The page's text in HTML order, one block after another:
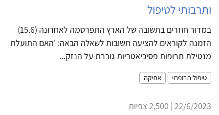
ותרבותי לטיפול
במדור חוזרים בתשובה של הארץ התפרסמה לאחרונה (15.6)
הזמנה לקוראים להציעה תשובות לשאלה הבאה: 'האם התועלת
מנטילת תרופות פסיכיאטריות גוברת על הנזק...
טיפול תרופתי אתיקה
22/6/2023 | 2,500 צפיות